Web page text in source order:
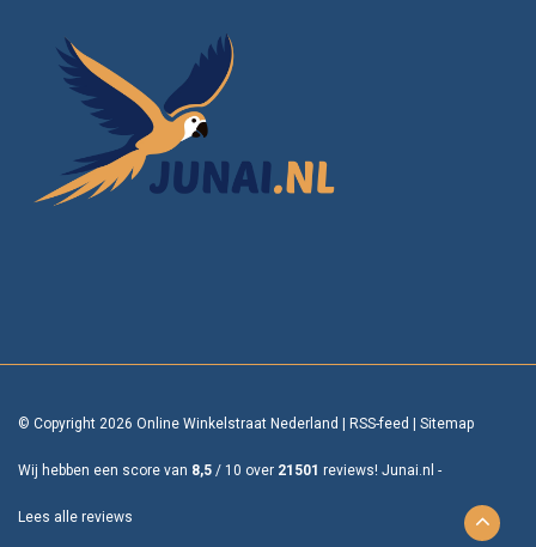
© Copyright 2026 Online Winkelstraat Nederland RSS-feed Sitemap
Wij hebben een score van 8,5 / 10 over 21501 reviews! Junai.nl -
Lees alle reviews